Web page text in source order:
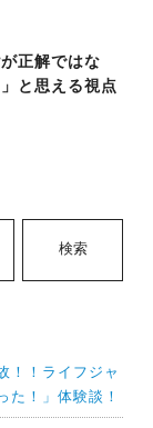
正解ではな
と思える視点
検索
！！ライフジャ
た！」体験談！